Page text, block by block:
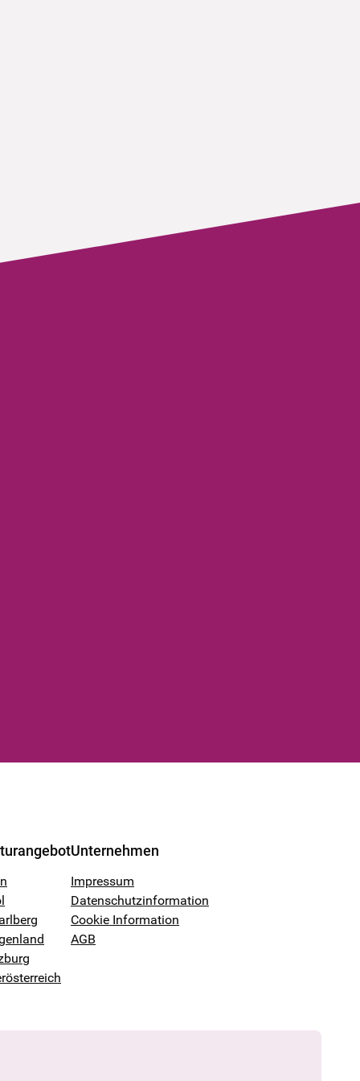
Unternehmen
Impressum
Datenschutzinformation
Cookie Information
AGB